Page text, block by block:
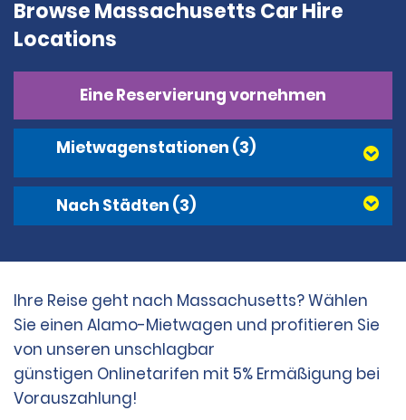
Browse Massachusetts Car Hire
Locations
Eine Reservierung vornehmen
Mietwagenstationen (3)
Nach Städten (3)
Ihre Reise geht nach Massachusetts? Wählen
Sie einen Alamo-Mietwagen und profitieren Sie
von unseren unschlagbar
günstigen Onlinetarifen mit 5% Ermäßigung bei
Vorauszahlung!